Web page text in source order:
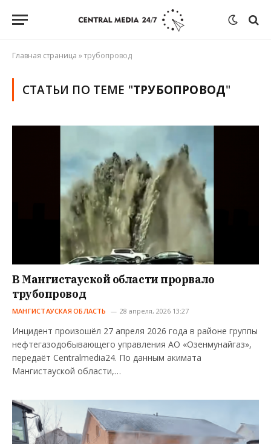
Главная страница »трубопровод
СТАТЬИ ПО ТЕМЕ "ТРУБОПРОВОД"
В Мангистауской области прорвало
трубопровод
МАНГИСТАУСКАЯ ОБЛАСТЬ 28 апреля, 2026 13:27
Инцидент произошёл 27 апреля 2026 года в районе группы
нефтегазодобывающего управления АО «Озенмунайгаз»,
передаёт Centralmedia24. По данным акимата
Мангистауской области,…